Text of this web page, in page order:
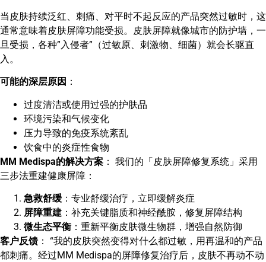
当皮肤持续泛红、刺痛、对平时不起反应的产品突然过敏时，这
通常意味着皮肤屏障功能受损。皮肤屏障就像城市的防护墙，一
旦受损，各种”入侵者”（过敏原、刺激物、细菌）就会长驱直
入。
可能的深层原因 ：
过度清洁或使用过强的护肤品
环境污染和气候变化
压力导致的免疫系统紊乱
饮食中的炎症性食物
MM Medispa的解决方案 ： 我们的「皮肤屏障修复系统」采用
三步法重建健康屏障：
急救舒缓 ：专业舒缓治疗，立即缓解炎症
屏障重建 ：补充关键脂质和神经酰胺，修复屏障结构
微生态平衡 ：重新平衡皮肤微生物群，增强自然防御
客户反馈 ： “我的皮肤突然变得对什么都过敏，用再温和的产品
都刺痛。经过MM Medispa的屏障修复治疗后，皮肤不再动不动